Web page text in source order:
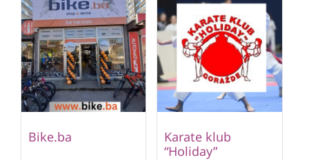
Bike.ba
Karate klub
“Holiday”